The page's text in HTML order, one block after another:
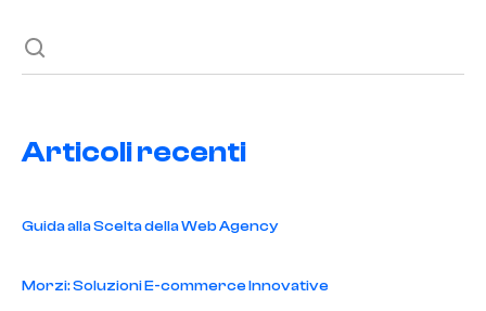
Articoli recenti
Guida alla Scelta della Web Agency
Morzi: Soluzioni E-commerce Innovative